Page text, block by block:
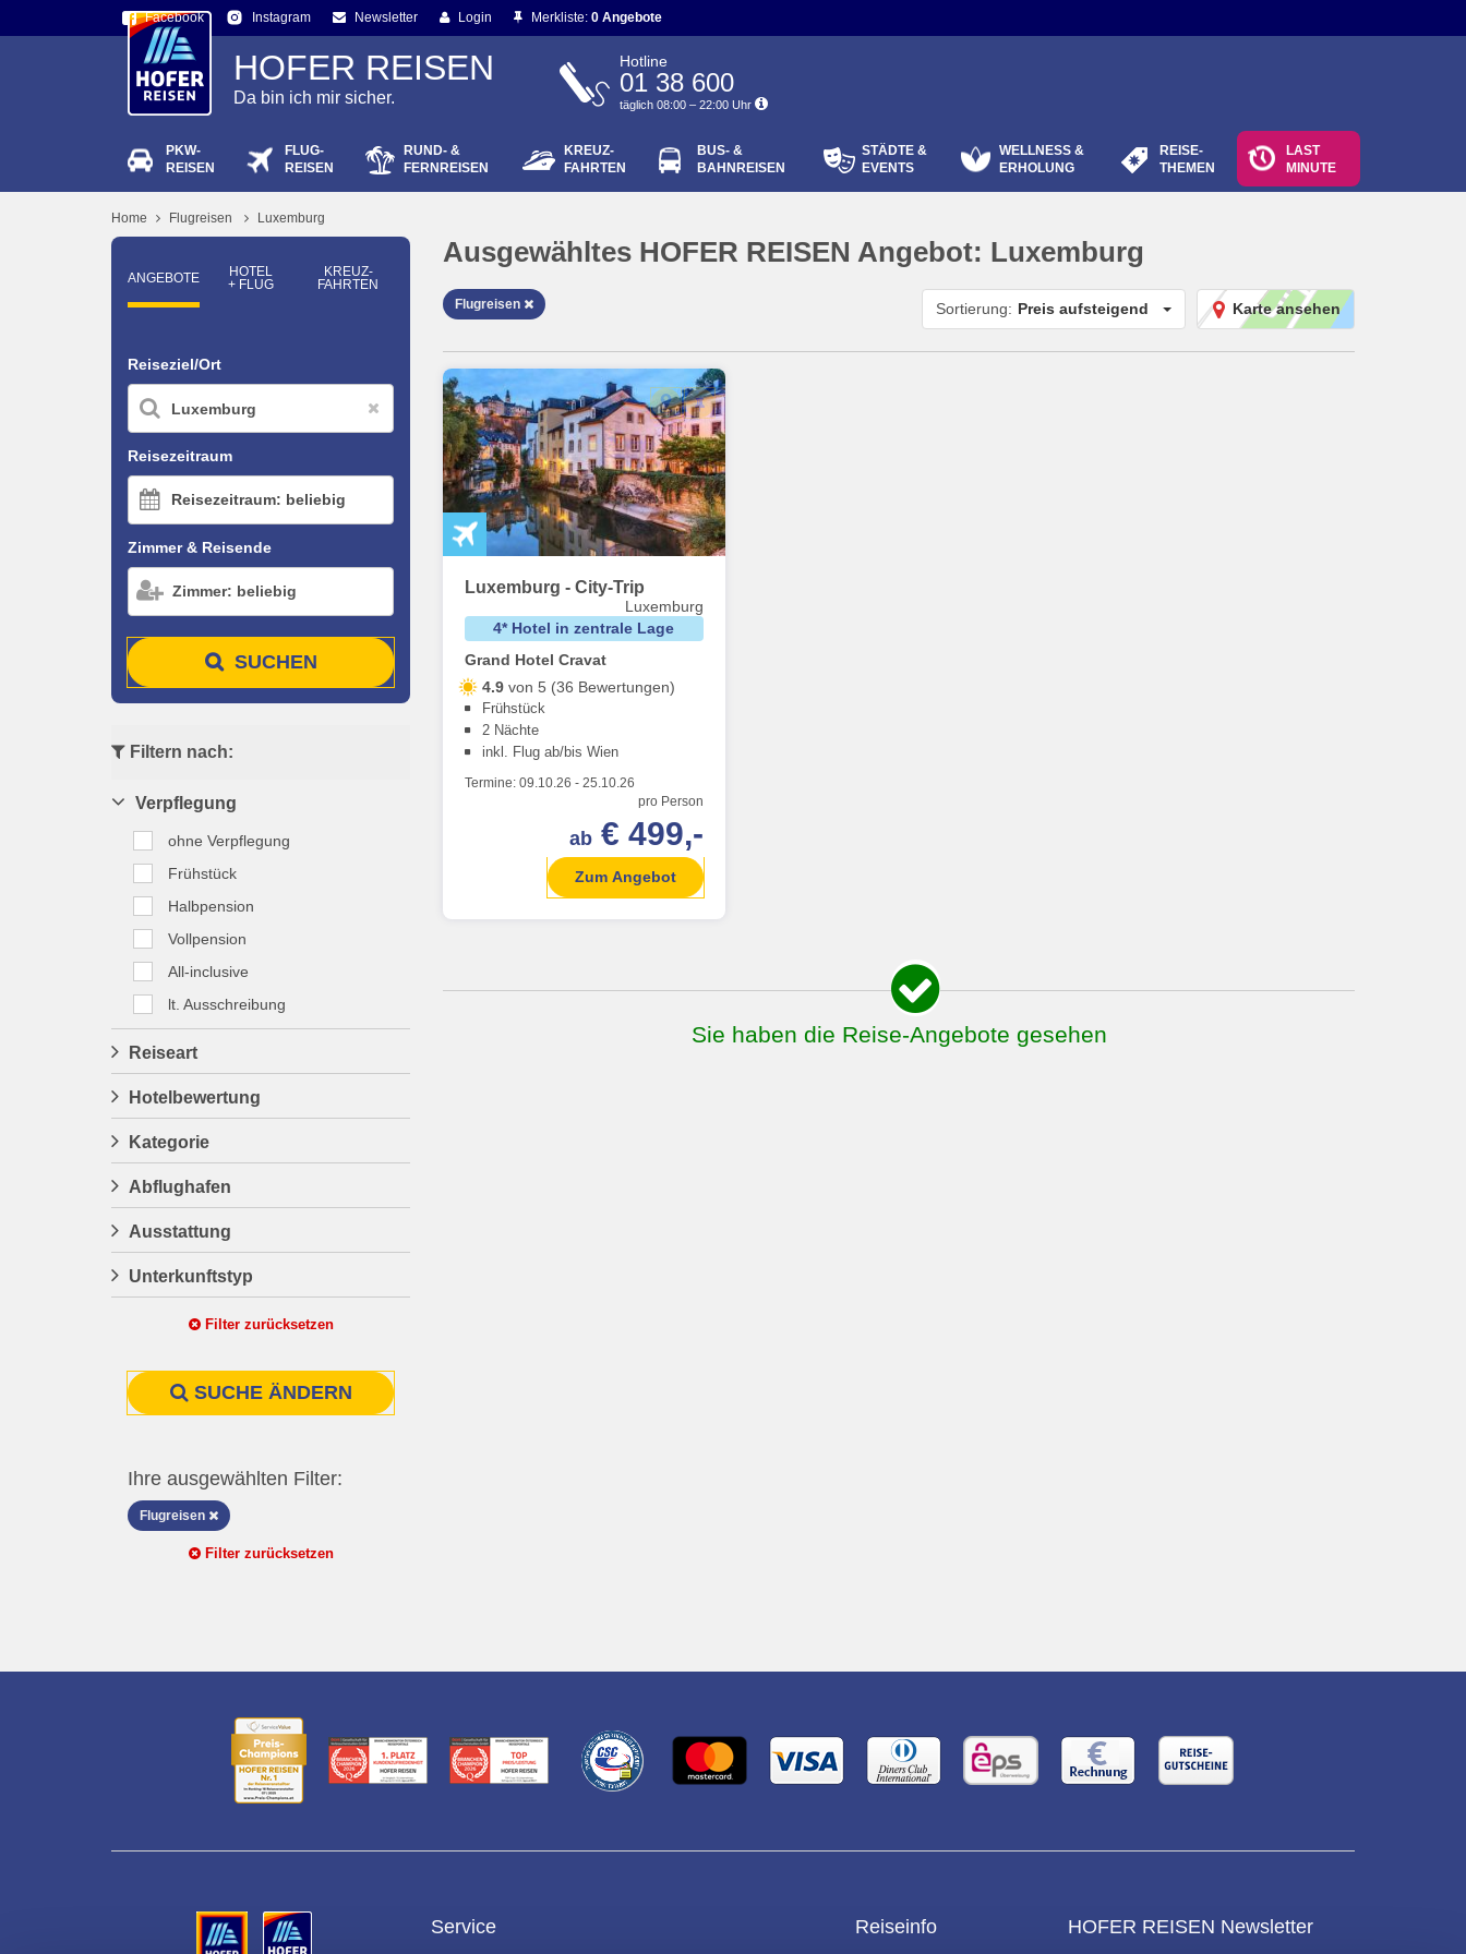
Facebook Instagram Newsletter Login
Passwort vergessen?
Merkliste: 0 Angebote
HOFER REISEN
Da bin ich mir sicher.
Hotline
01 38 600
täglich 08:00 – 22:00 Uhr
PKW-
REISEN
FLUG-
REISEN
RUND- &
FERNREISEN
KREUZ-
FAHRTEN
BUS- &
BAHNREISEN
STÄDTE &
EVENTS
WELLNESS &
ERHOLUNG
REISE-
THEMEN
LAST
MINUTE
Home Flugreisen Luxemburg
ANGEBOTE
HOTEL
+ FLUG
KREUZ­
FAHRTEN
Reiseziel/Ort
Reisezeitraum
Reisezeitraum: beliebig
Zimmer & Reisende
Zimmer: beliebig
SUCHEN
Filtern nach:
Verpflegung
ohne Verpflegung
Frühstück
Halbpension
Vollpension
All-inclusive
lt. Ausschreibung
Reiseart
Hotelbewertung
Kategorie
Abflughafen
Ausstattung
Unterkunftstyp
Filter zurücksetzen
SUCHE ÄNDERN
Ihre ausgewählten Filter:
Flugreisen
Filter zurücksetzen
Ausgewähltes HOFER REISEN Angebot: Luxemburg
Flugreisen Karte ansehen
Sortierung: Preis aufsteigend
Luxemburg - City-Trip
Luxemburg
4* Hotel in zentrale Lage
Grand Hotel Cravat
4.9 von 5 (36 Bewertungen)
Frühstück
2 Nächte
inkl. Flug ab/bis Wien
Termine:09.10.26 -25.10.26
pro Person
ab € 499,-
Zum Angebot
Sie haben die Reise-Angebote gesehen
Service Reiseinfo HOFER REISEN Newsletter